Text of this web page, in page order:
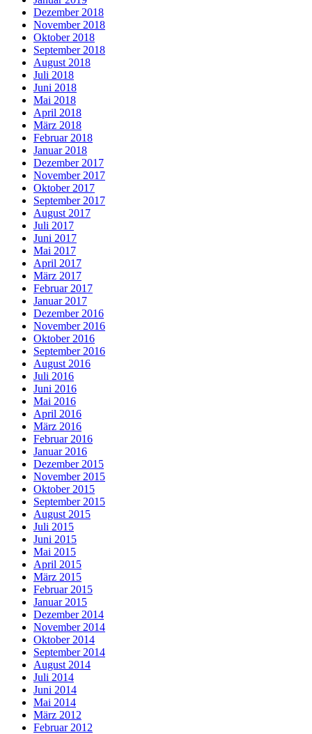
Dezember 2018
November 2018
Oktober 2018
September 2018
August 2018
Juli 2018
Juni 2018
Mai 2018
April 2018
März 2018
Februar 2018
Januar 2018
Dezember 2017
November 2017
Oktober 2017
September 2017
August 2017
Juli 2017
Juni 2017
Mai 2017
April 2017
März 2017
Februar 2017
Januar 2017
Dezember 2016
November 2016
Oktober 2016
September 2016
August 2016
Juli 2016
Juni 2016
Mai 2016
April 2016
März 2016
Februar 2016
Januar 2016
Dezember 2015
November 2015
Oktober 2015
September 2015
August 2015
Juli 2015
Juni 2015
Mai 2015
April 2015
März 2015
Februar 2015
Januar 2015
Dezember 2014
November 2014
Oktober 2014
September 2014
August 2014
Juli 2014
Juni 2014
Mai 2014
März 2012
Februar 2012